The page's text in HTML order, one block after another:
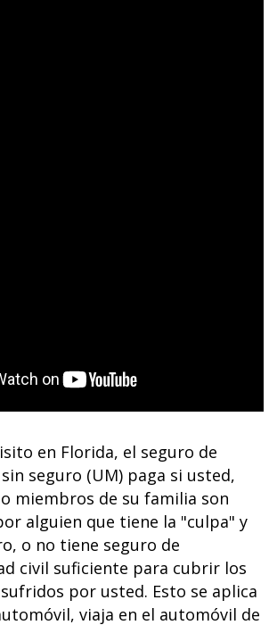
en Florida, el seguro de
seguro (UM) paga si usted,
miembros de su familia son
alguien que tiene la "culpa" y
o no tiene seguro de
civil suficiente para cubrir los
por usted. Esto se aplica
viaja en el automóvil de